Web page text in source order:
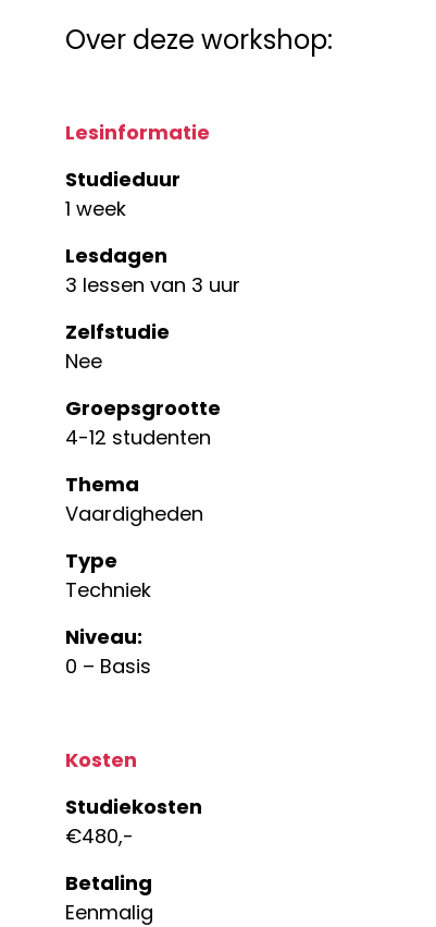
Over deze workshop:
Lesinformatie
Studieduur
1 week
Lesdagen
3 lessen van 3 uur
Zelfstudie
Nee
Groepsgrootte
4-12 studenten
Thema
Vaardigheden
Type
Techniek
Niveau:
0 – Basis
Kosten
Studiekosten
€480,-
Betaling
Eenmalig